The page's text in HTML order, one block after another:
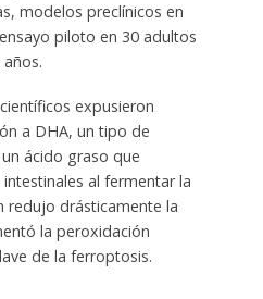
modelos preclínicos en
piloto en 30 adultos
expusieron
a DHA, un tipo de
ácido graso que
al fermentar la
redujo drásticamente la
la peroxidación
de la ferroptosis.